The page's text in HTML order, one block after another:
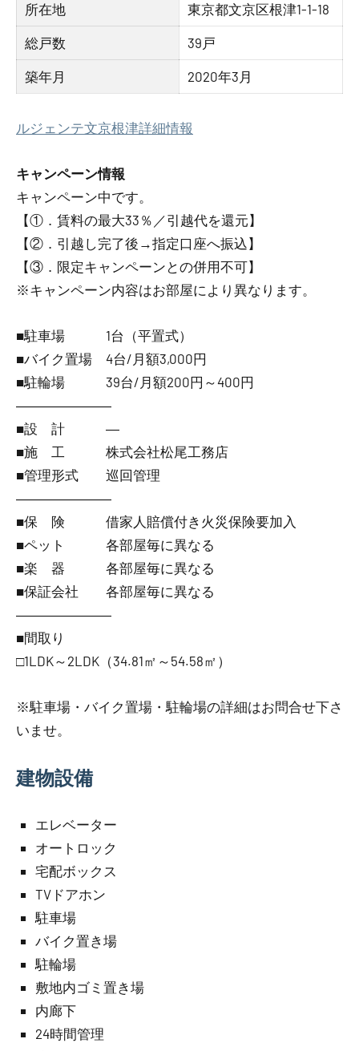
所在地 東京都文京区根津1-1-18
総戸数 39戸
築年月 2020年3月
ルジェンテ文京根津詳細情報
キャンペーン情報
キャンペーン中です。
【①．賃料の最大33％／引越代を還元】
【②．引越し完了後→指定口座へ振込】
【③．限定キャンペーンとの併用不可】
※キャンペーン内容はお部屋により異なります。
■駐車場 1台（平置式）
■バイク置場 4台/月額3,000円
■駐輪場 39台/月額200円～400円
―――――――
■設 計 ―
■施 工 株式会社松尾工務店
■管理形式 巡回管理
―――――――
■保 険 借家人賠償付き火災保険要加入
■ペット 各部屋毎に異なる
■楽 器 各部屋毎に異なる
■保証会社 各部屋毎に異なる
―――――――
■間取り
□1LDK～2LDK（34.81㎡～54.58㎡）
※駐車場・バイク置場・駐輪場の詳細はお問合せ下さ
いませ。
建物設備
エレベーター
オートロック
宅配ボックス
TVドアホン
駐車場
バイク置き場
駐輪場
敷地内ゴミ置き場
内廊下
24時間管理